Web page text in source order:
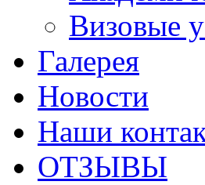
Визовые
Галерея
Новости
Наши
ОТЗЫВЫ